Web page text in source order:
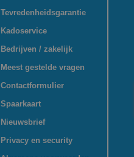
Tevredenheidsgarantie
Kadoservice
Bedrijven / zakelijk
Meest gestelde vragen
Contactformulier
Spaarkaart
Nieuwsbrief
Privacy en security